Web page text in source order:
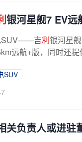
银河星舰7 EV远
SUV——吉利银河星
远航+版，同时还
SUV
关负责人或进驻